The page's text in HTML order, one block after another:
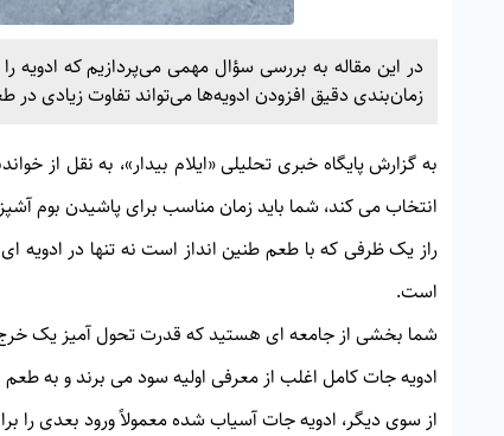
در این مقاله به بررسی سؤال مهمی می‌پردازیم که ادویه
زمان‌بندی دقیق افزودن ادویه‌ها می‌تواند تفاوت زیادی در
به گزارش پایگاه خبری تحلیلی «ایلام بیدار»، به نقل از
انتخاب می کند، شما باید زمان مناسب برای پاشیدن بوم
راز یک ظرفی که با طعم طنین انداز است نه تنها در ادویه
است.
شما بخشی از جامعه ای هستید که قدرت تحول آمیز یک
ادویه جات کامل اغلب از معرفی اولیه سود می برند و به
از سوی دیگر، ادویه جات آسیاب شده معمولاً ورود بعدی را